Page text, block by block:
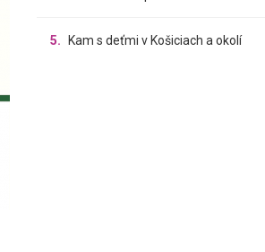
5. Kam s deťmi v Košiciach a okolí